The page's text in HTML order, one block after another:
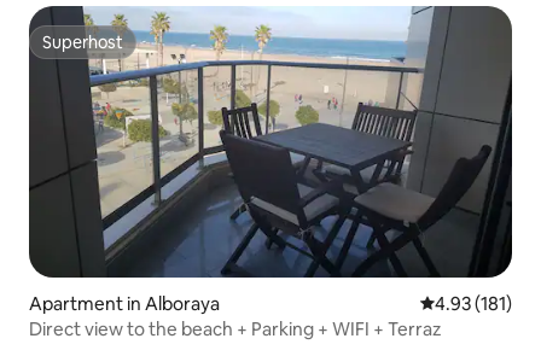
Superhost
Superhost
Apartment in Alboraya 4.93 out of 5
4.93 (181)
Direct view to the beach + Parking + WIFI + Terraz